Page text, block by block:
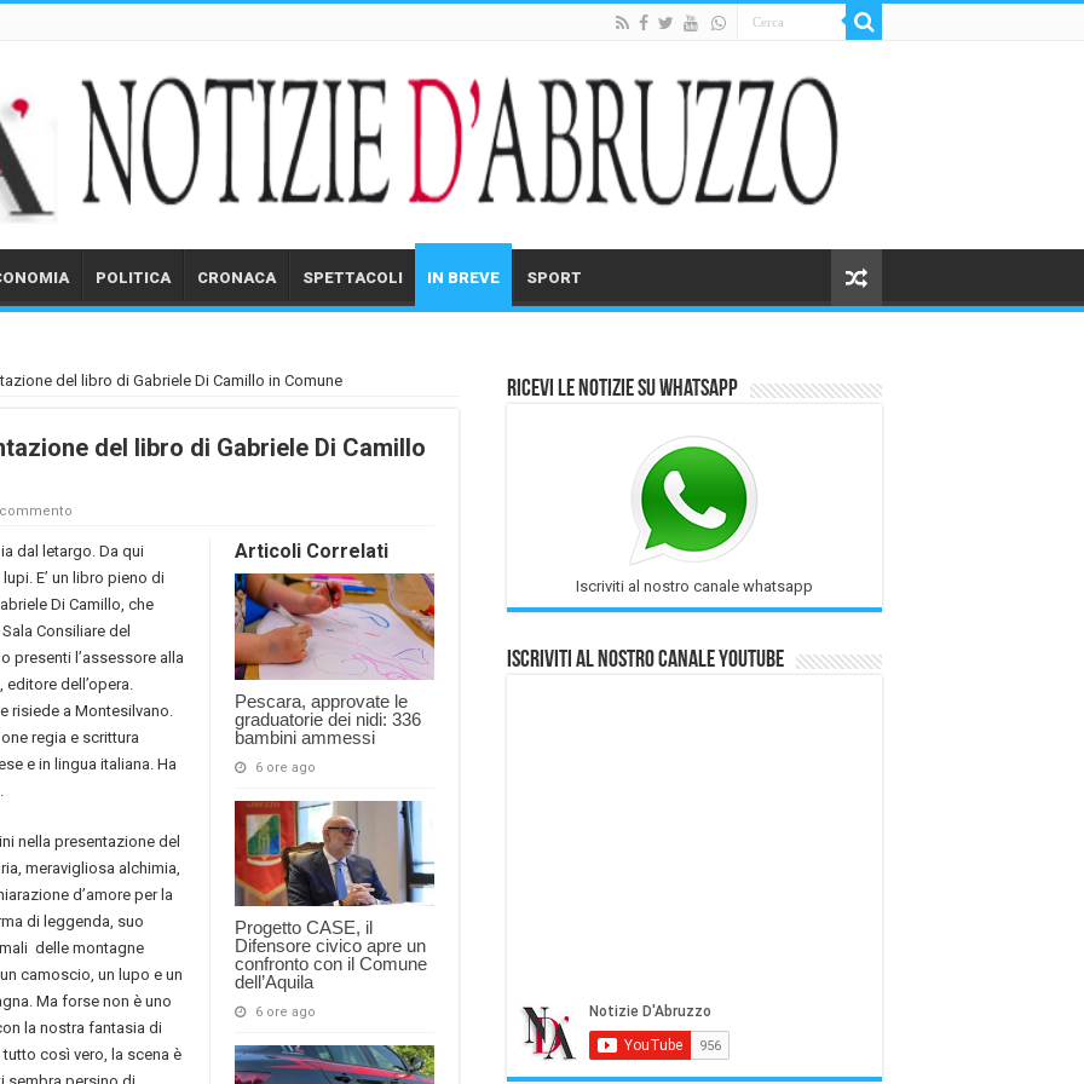
POLITICA CRONACA SPETTACOLI IN BREVE SPORT
del libro di Gabriele Di Camillo in Comune
del libro di Gabriele Di Camillo
Articoli Correlati
Pescara, approvate le
graduatorie dei nidi: 336
bambini ammessi
6 ore ago
Progetto CASE, il
Difensore civico apre un
confronto con il Comune
dell’Aquila
6 ore ago
dal letargo. Da qui
E’ un libro pieno di
Di Camillo, che
Consiliare del
presenti l’assessore alla
dell’opera.
risiede a Montesilvano.
regia e scrittura
e in lingua italiana. Ha
nella presentazione del
meravigliosa alchimia,
d’amore per la
di leggenda, suo
delle montagne
camoscio, un lupo e un
Ma forse non è uno
la nostra fantasia di
così vero, la scena è
Ricevi le notizie su Whatsapp
Iscriviti al nostro canale whatsapp
Iscriviti al nostro Canale Youtube